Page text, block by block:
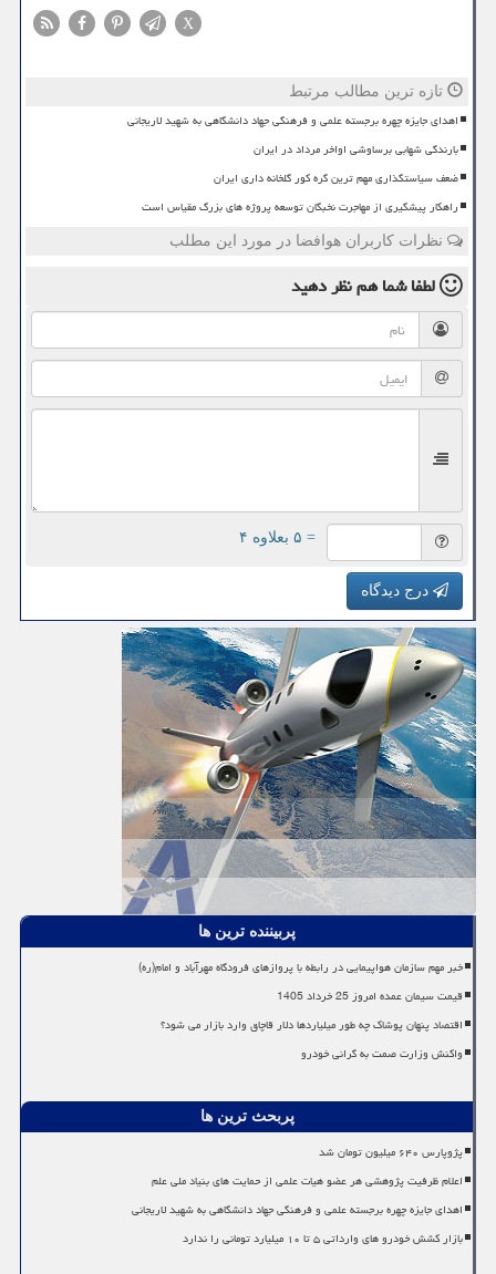
X
تازه ترین مطالب مرتبط
اهدای جایزه چهره برجسته علمی و فرهنگی جهاد دانشگاهی به شهید لاریجانی
بارندگی شهابی برساوشی اواخر مرداد در ایران
ضعف سیاستگذاری مهم ترین گره کور گلخانه داری ایران
راهکار پیشگیری از مهاجرت نخبگان توسعه پروژه های بزرگ مقیاس است
نظرات کاربران هوافضا در مورد این مطلب
لطفا شما همنظر دهید
= ۵ بعلاوه ۴
درج دیدگاه
پربیننده ترین ها
خبر مهم سازمان هواپیمایی در رابطه با پروازهای فرودگاه مهرآباد و امام(ره)
قیمت سیمان عمده امروز 25 خرداد 1405
اقتصاد پنهان پوشاک چه طور میلیاردها دلار قاچاق وارد بازار می شود؟
واکنش وزارت صمت به گرانی خودرو
پربحث ترین ها
پژوپارس ۶۴۰ میلیون تومان شد
اعلام ظرفیت پژوهشی هر عضو هیات علمی از حمایت های بنیاد ملی علم
اهدای جایزه چهره برجسته علمی و فرهنگی جهاد دانشگاهی به شهید لاریجانی
بازار کشش خودرو های وارداتی ۵ تا ۱۰ میلیارد تومانی را ندارد